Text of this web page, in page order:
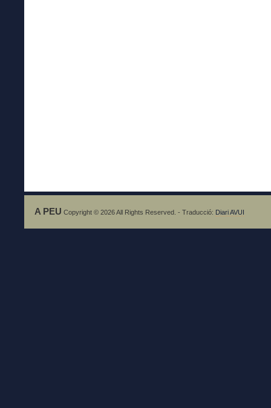
A PEU Copyright © 2026 All Rights Reserved. - Traducció: Diari AVUI